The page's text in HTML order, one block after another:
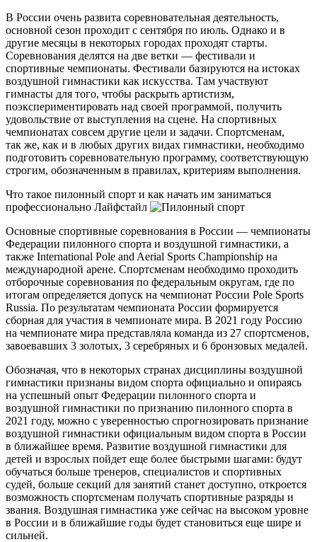
В России очень развита соревновательная деятельность,
основной сезон проходит с сентября по июль. Однако и в
другие месяцы в некоторых городах проходят старты.
Соревнования делятся на две ветки — фестивали и
спортивные чемпионаты. Фестивали базируются на истоках
воздушной гимнастики как искусства. Там участвуют
гимнасты для того, чтобы раскрыть артистизм,
поэкспериментировать над своей программой, получить
удовольствие от выступления на сцене. На спортивных
чемпионатах совсем другие цели и задачи. Спортсменам,
так же, как и в любых других видах гимнастики, необходимо
подготовить соревновательную программу, соответствующую
строгим, обозначенным в правилах, критериям выполнения.
Что такое пилонный спорт и как начать им заниматься
профессионально Лайфстайл
Основные спортивные соревнования в России — чемпионаты
Федерации пилонного спорта и воздушной гимнастики, а
также International Pole and Aerial Sports Championship на
международной арене. Спортсменам необходимо проходить
отборочные соревнования по федеральным округам, где по
итогам определяется допуск на чемпионат России Pole Sports
Russia. По результатам чемпионата России формируется
сборная для участия в чемпионате мира. В 2021 году Россию
на чемпионате мира представляла команда из 27 спортсменов,
завоевавших 3 золотых, 3 серебряных и 6 бронзовых медалей.
Обозначая, что в некоторых странах дисциплины воздушной
гимнастики признаны видом спорта официально и опираясь
на успешный опыт Федерации пилонного спорта и
воздушной гимнастики по признанию пилонного спорта в
2021 году, можно с уверенностью спрогнозировать признание
воздушной гимнастики официальным видом спорта в России
в ближайшее время. Развитие воздушной гимнастики для
детей и взрослых пойдет еще более быстрыми шагами: будут
обучаться больше тренеров, специалистов и спортивных
судей, больше секций для занятий станет доступно, откроется
возможность спортсменам получать спортивные разряды и
звания. Воздушная гимнастика уже сейчас на высоком уровне
в России и в ближайшие годы будет становиться еще шире и
сильней.